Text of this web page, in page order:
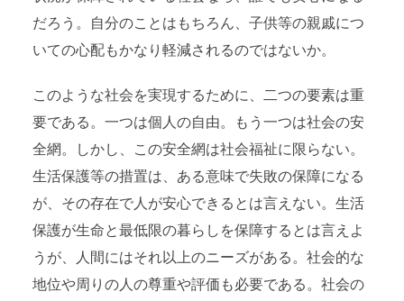
だろう。自分のことはもちろん、子供等の親戚につ
いての心配もかなり軽減されるのではないか。
このような社会を実現するために、二つの要素は重
要である。一つは個人の自由。もう一つは社会の安
全網。しかし、この安全網は社会福祉に限らない。
生活保護等の措置は、ある意味で失敗の保障になる
が、その存在で人が安心できるとは言えない。生活
保護が生命と最低限の暮らしを保障するとは言えよ
うが、人間にはそれ以上のニーズがある。社会的な
地位や周りの人の尊重や評価も必要である。社会の